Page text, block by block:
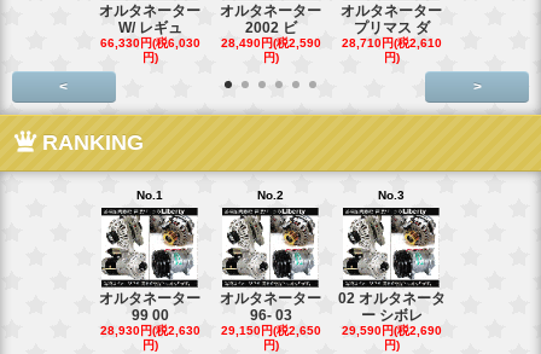
オルタネーター
W/ レギュ
66,330円(税6,030
円)
オルタネーター
2002 ビ
28,490円(税2,590
円)
オルタネーター
プリマス ダ
28,710円(税2,610
円)
< >
RANKING
No.1
オルタネーター
99 00
28,930円(税2,630
円)
No.2
オルタネーター
96- 03
29,150円(税2,650
円)
No.3
02 オルタネータ
ー シボレ
29,590円(税2,690
円)